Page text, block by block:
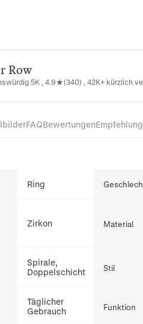
Row
5K , 4.9★(340) , 42K+ kürzlich
FAQBewertungenEmpfehlung
Ring
Zirkon Material
Spirale,
Doppelschicht
Stil
Täglicher
Gebrauch
Funktion